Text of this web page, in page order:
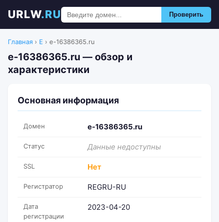
URLW.RU Проверить
Главная › E › e-16386365.ru
e-16386365.ru — обзор и
характеристики
Основная информация
Домен e-16386365.ru
Статус Данные недоступны
SSL Нет
Регистратор REGRU-RU
Дата
регистрации
2023-04-20